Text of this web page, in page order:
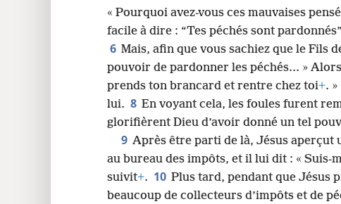
« Pourquoi avez-vous ces mauvaises
facile à dire : “Tes péchés sont
6 Mais, afin que vous sachiez que le Fils
pouvoir de pardonner les péchés... »
prends ton brancard et rentre chez toi+. »
lui. 8 En voyant cela, les foules furent
glorifièrent Dieu d’avoir donné un tel
9 Après être parti de là, Jésus aperçut
au bureau des impôts, et il lui dit : « Suis-
suivit+. 10 Plus tard, pendant que Jésus
beaucoup de collecteurs d’impôts et de